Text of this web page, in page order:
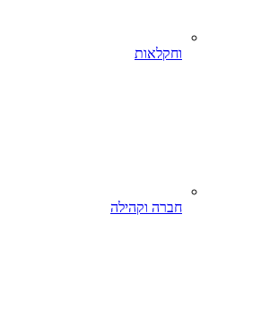
וחקלאות
חברה וקהילה